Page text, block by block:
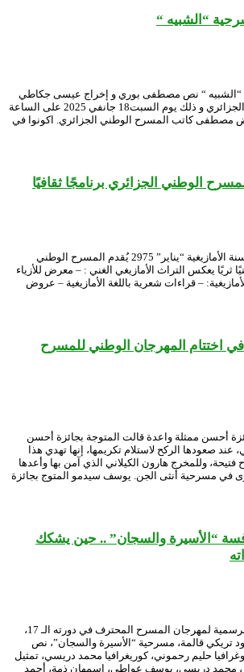
“الشبيه “
“ نص مصطفى بوري و إخراج عيسى جكاطي
من إنتاج المسرح الوطني الجزائري و ذلك يوم السبت18 جانفي 2025 على الساعة
العروض مصطفى كاتب المسرح الوطني الجزائري. اكونوا في
بمناسبة الاحتفال برأس السنة الأمازيغية “يناير” 2975 يُقدم المسرح الوطني
ثريًا يعكس التراث الأمازيغي الغني : – معرض للأزياء
– قراءات شعرية باللغة الأمازيغية – عروض
اختتام المهرجان الوطني للمسرح
أحسن ممثلة واعدة قالت المتوجة بجائزة أحسن
عند صعودها الركح لاستلام تكريمها، إنها تهدي هذا
فتيحة، وللمخرج هارون الكيلاني الذي آمن بها وأعدها
لدور فدوى في مسرحية أنثى الجن. يوسف سيدمو المتوج بجائزة
“الأسيرة والسجان” .. حين يشكك
في آخر محطة للمنافسة الرسمية لمهرجان المسرح المحترف في دورته الـ 17،
تريكي قالمة، مسرحية “الأسيرة والسجان”، نص
حليم رحموني، كوريغرافيا محمد دريسي، تمثيل
محمد دريسي، يوسف عواطي، اسمهان ذمة، أحمد